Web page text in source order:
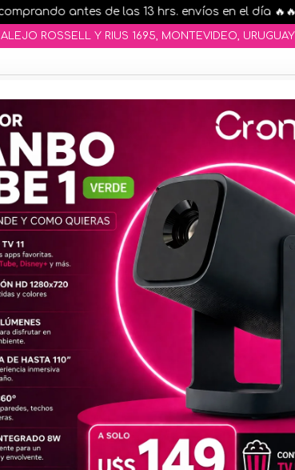
antes de las 13 hrs. envíos en el día 🔥🔥🔥
ROSSELL Y RIUS 1695, MONTEVIDEO, URUGUAY
MOVILIDAD ELÉCTRICA 25% OFF
artículos en total